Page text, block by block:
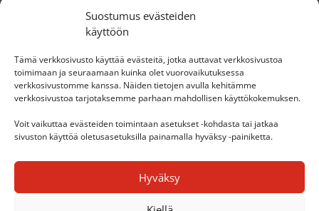
Suostumus evästeiden
käyttöön
Tämä verkkosivusto käyttää evästeitä, jotka auttavat verkkosivustoa
toimimaan ja seuraamaan kuinka olet vuorovaikutuksessa
verkkosivustomme kanssa. Näiden tietojen avulla kehitämme
verkkosivustoa tarjotaksemme parhaan mahdollisen käyttökokemuksen.
Voit vaikuttaa evästeiden toimintaan asetukset -kohdasta tai jatkaa
sivuston käyttöä oletusasetuksilla painamalla hyväksy -painiketta.
Hyväksy
Ihmiset
Konserni
Ota yhteyttä